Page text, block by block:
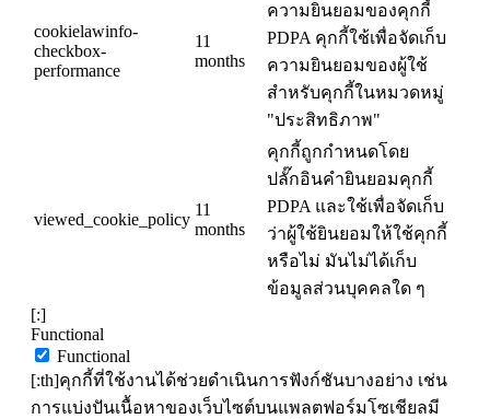
cookielawinfo-
checkbox-
performance
11
months
ความยินยอมของคุกกี้
PDPA คุกกี้ใช้เพื่อจัดเก็บ
ความยินยอมของผู้ใช้
สำหรับคุกกี้ในหมวดหมู่
"ประสิทธิภาพ"
viewed_cookie_policy
11
months
คุกกี้ถูกกำหนดโดย
ปลั๊กอินคำยินยอมคุกกี้
PDPA และใช้เพื่อจัดเก็บ
ว่าผู้ใช้ยินยอมให้ใช้คุกกี้
หรือไม่ มันไม่ได้เก็บ
ข้อมูลส่วนบุคคลใด ๆ
[:]
Functional
Functional
[:th]คุกกี้ที่ใช้งานได้ช่วยดำเนินการฟังก์ชันบางอย่าง เช่น
การแบ่งปันเนื้อหาของเว็บไซต์บนแพลตฟอร์มโซเชียลมี